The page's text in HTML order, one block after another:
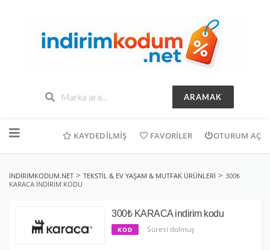
ARAMAK
geç
KAYDEDILMIŞ FAVORILER OTURUM AÇ
INDIRIMKODUM.NET > TEKSTIL & EV YAŞAM & MUTFAK ÜRÜNLERI > 300₺
KARACA INDIRIM KODU
300₺ KARACA indirim kodu
KOD Süresi dolmuş